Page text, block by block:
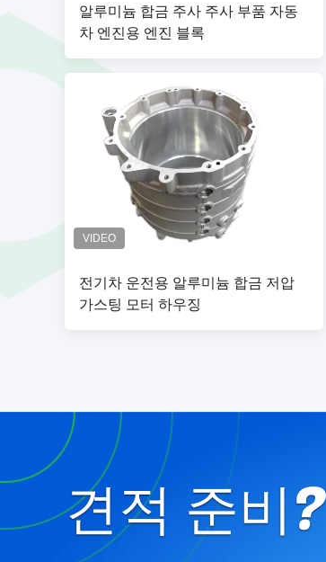
알루미늄 합금 주사 주사 부품 자동
차 엔진용 엔진 블록
전기차 운전용 알루미늄 합금 저압
가스팅 모터 하우징
견적 준비?